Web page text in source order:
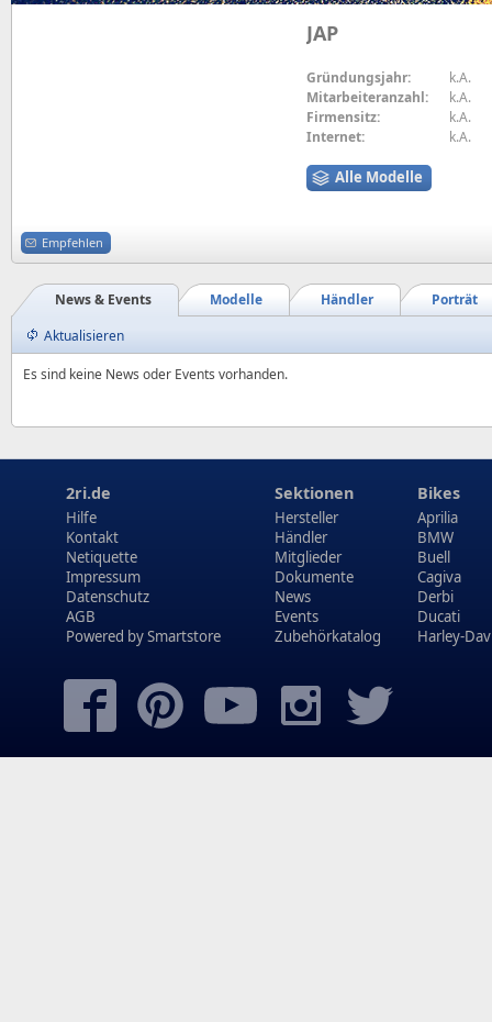
JAP
Gründungsjahr:
k.A.
Mitarbeiteranzahl:
k.A.
Firmensitz:
k.A.
Internet:
k.A.
Alle Modelle
Empfehlen
Porträt
Händler
Modelle
News & Events
Aktualisieren
Es sind keine News oder Events vorhanden.
2ri.de
Hilfe
Kontakt
Netiquette
Impressum
Datenschutz
AGB
Powered bySmartstore
Sektionen
Hersteller
Händler
Mitglieder
Dokumente
News
Events
Zubehörkatalog
Bikes
Aprilia
BMW
Buell
Cagiva
Derbi
Ducati
Harley-